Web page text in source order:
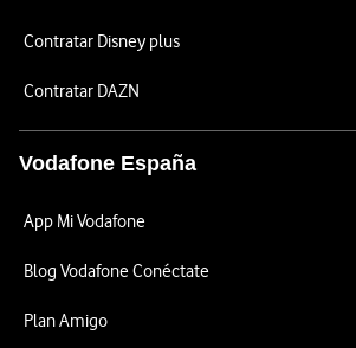
Contratar Disney plus
Contratar DAZN
Vodafone España
App Mi Vodafone
Blog Vodafone Conéctate
Plan Amigo